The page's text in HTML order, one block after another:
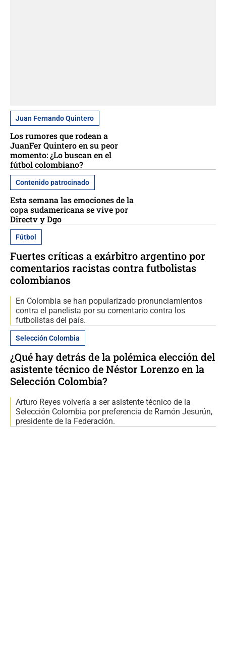
Juan Fernando Quintero
Los rumores que rodean a
JuanFer Quintero en su peor
momento: ¿Lo buscan en el
fútbol colombiano?
Contenido patrocinado
Esta semana las emociones de la
copa sudamericana se vive por
Directv y Dgo
Fútbol
Fuertes críticas a exárbitro argentino por
comentarios racistas contra futbolistas
colombianos
En Colombia se han popularizado pronunciamientos
contra el panelista por su comentario contra los
futbolistas del país.
Selección Colombia
¿Qué hay detrás de la polémica elección del
asistente técnico de Néstor Lorenzo en la
Selección Colombia?
Arturo Reyes volvería a ser asistente técnico de la
Selección Colombia por preferencia de Ramón Jesurún,
presidente de la Federación.